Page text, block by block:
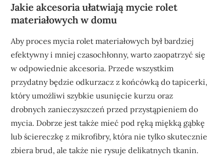
Jakie akcesoria ułatwiają mycie rolet
materiałowych w domu
Aby proces mycia rolet materiałowych był bardziej
efektywny i mniej czasochłonny, warto zaopatrzyć się
w odpowiednie akcesoria. Przede wszystkim
przydatny będzie odkurzacz z końcówką do tapicerki,
który umożliwi szybkie usunięcie kurzu oraz
drobnych zanieczyszczeń przed przystąpieniem do
mycia. Dobrze jest także mieć pod ręką miękką gąbkę
lub ściereczkę z mikrofibry, która nie tylko skutecznie
zbiera brud, ale także nie rysuje delikatnych tkanin.